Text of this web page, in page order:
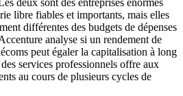
deux sont des entreprises énormes
libre fiables et importants, mais elles
différentes des budgets de dépenses
analyse si un rendement de
peut égaler la capitalisation à long
services professionnels offre aux
au cours de plusieurs cycles de